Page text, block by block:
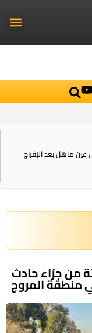
ماهل بعد الإفراج
من جرّاء حادث
المروج